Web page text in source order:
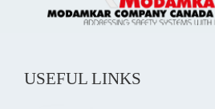
USEFUL LINKS